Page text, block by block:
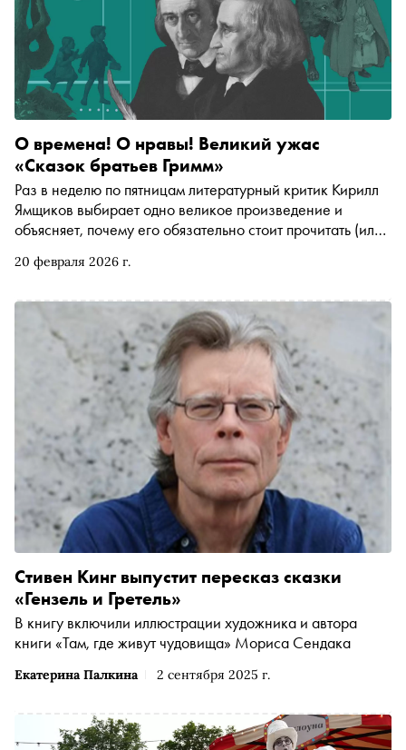
20 февраля 2026 г.
О времена! О нравы! Великий ужас
«Сказок братьев Гримм»
Раз в неделю по пятницам литературный критик Кирилл
Ямщиков выбирает одно великое произведение и
объясняет, почему его обязательно стоит прочитать (или
Кладбища, гигантские стрекозы, гроб, еще гроб, мачехи,
даже из могилы. Фундаментальный корпус немецкого
духа о временах, когда Господь еще ходил по земле, а
заклинания помогали
Екатерина Палкина 2 сентября 2025 г.
Стивен Кинг выпустит пересказ сказки
«Гензель и Гретель»
В книгу включили иллюстрации художника и автора
книги «Там, где живут чудовища» Мориса Сендака